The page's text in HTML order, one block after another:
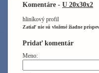
Komentáre - U 20x30x2
hliníkový profil
Zatiaľ nie sú vložené žiadne
Pridať komentár
Meno: